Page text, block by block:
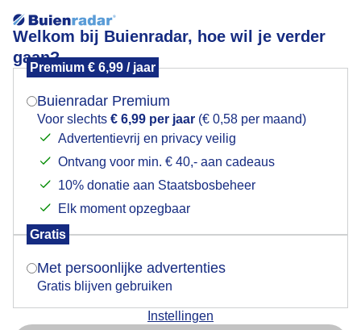
Welkom bij Buienradar, hoe wil je verder
gaan?
Premium € 6,99 / jaar
Buienradar Premium
Voor slechts € 6,99 per jaar (€ 0,58 per maand)
Advertentievrij en privacy veilig
Ontvang voor min. € 40,- aan cadeaus
10% donatie aan Staatsbosbeheer
Elk moment opzegbaar
Gratis
Met persoonlijke advertenties
Gratis blijven gebruiken
Instellingen
Kerst langs de dijk
Mogen we je locatie gebruiken voor het
Indien je hier nog geen akkoord op hebt gegeven,
verschijnt er zo een pop-up uit je browser waarin
Is goed, toon de popup
Nu niet, misschien later